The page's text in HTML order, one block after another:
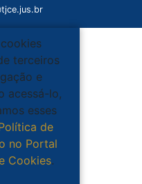
terceiros
e
acessá-lo,
esses
de
no Portal
Cookies.